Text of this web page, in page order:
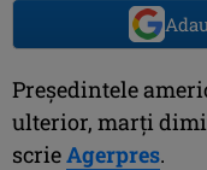
Preşedintele
ulterior, marţi
scrieAgerpres.